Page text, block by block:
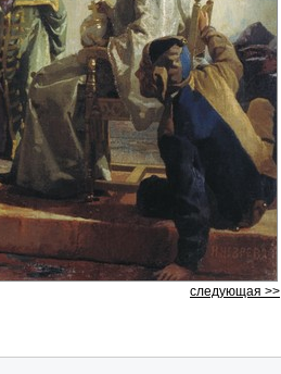
следующая >>